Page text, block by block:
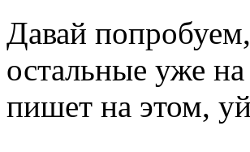
Давай попробуем,
остальные уже
пишет на этом,